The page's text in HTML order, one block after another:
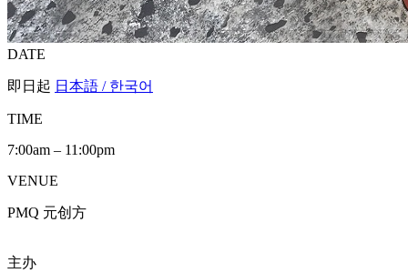
DATE
即日起 日本語 / 한국어
TIME
7:00am – 11:00pm
VENUE
PMQ 元创方
主办